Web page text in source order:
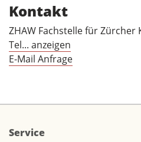
Kontakt
ZHAW Fachstelle für Zürcher
Tel... anzeigen
E-Mail Anfrage
Service